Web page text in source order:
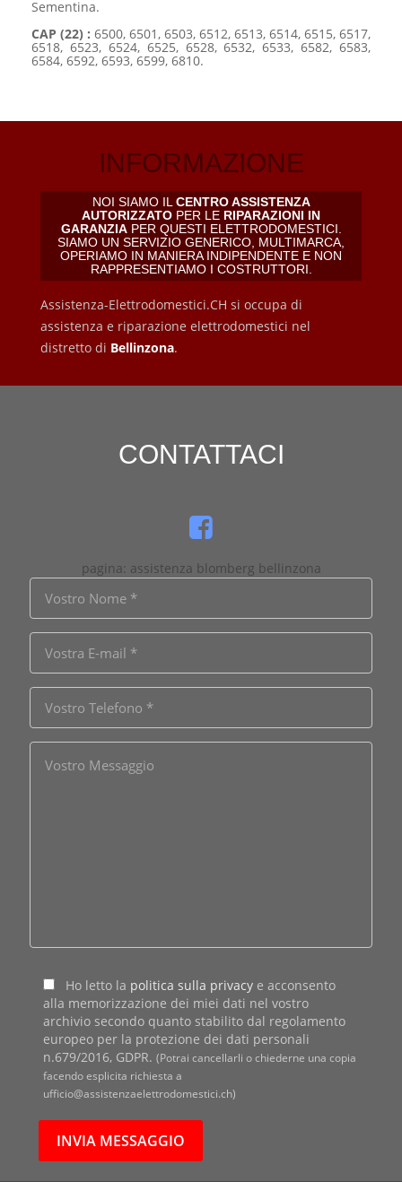
Sementina.
CAP (22) : 6500, 6501, 6503, 6512, 6513, 6514, 6515, 6517,
6518, 6523, 6524, 6525, 6528, 6532, 6533, 6582, 6583,
6584, 6592, 6593, 6599, 6810.
INFORMAZIONE
NOI SIAMO IL CENTRO ASSISTENZA
AUTORIZZATO PER LE RIPARAZIONI IN
GARANZIAPER QUESTI ELETTRODOMESTICI.
SIAMO UN SERVIZIO GENERICO, MULTIMARCA,
OPERIAMO IN MANIERA INDIPENDENTE E NON
RAPPRESENTIAMO I COSTRUTTORI.
Assistenza-Elettrodomestici.CH si occupa di
assistenza e riparazione elettrodomestici nel
distretto di Bellinzona.
CONTATTACI
pagina: assistenza blomberg bellinzona
Ho letto la politica sulla privacy e acconsento
alla memorizzazione dei miei dati nel vostro
archivio secondo quanto stabilito dal regolamento
europeo per la protezione dei dati personali
n.679/2016, GDPR. (Potrai cancellarli o chiederne una copia
facendo esplicita richiesta a
ufficio@assistenzaelettrodomestici.ch)